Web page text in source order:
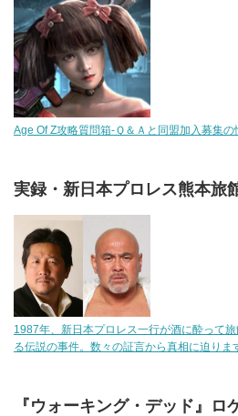
Age Of Z攻略質問箱-Ｑ＆Ａと同盟加入募集の
実録・新日本プロレス熊本旅
1987年、新日本プロレス一行が酒に酔って
る伝説の事件。数々の証言から真相に迫りま
『ウォーキング・デッド』ロ